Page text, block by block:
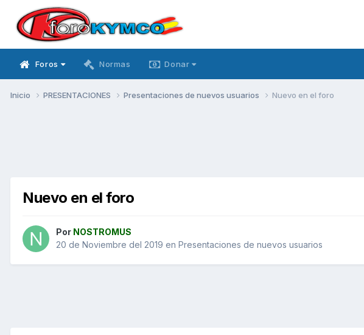
Foros Normas Donar
Inicio PRESENTACIONES Presentaciones de nuevos usuarios Nuevo en el foro
Nuevo en el foro
Por NOSTROMUS
20 de Noviembre del 2019 en Presentaciones de nuevos usuarios